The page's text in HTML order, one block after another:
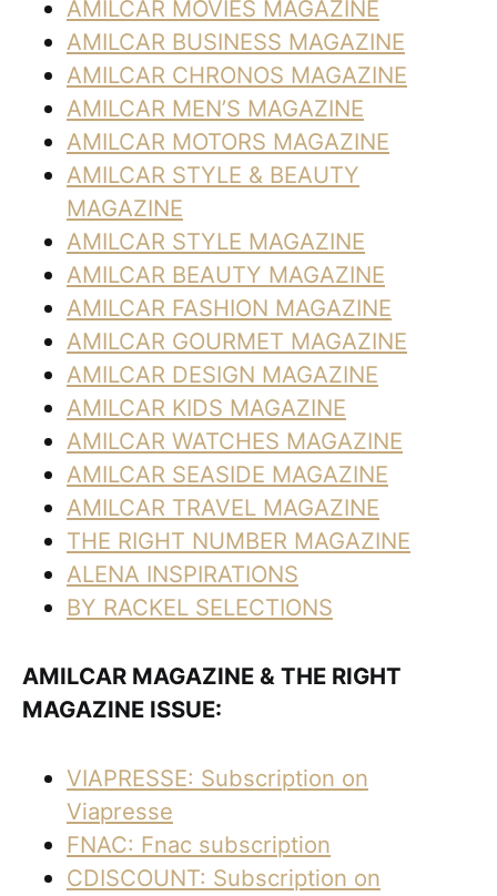
AMILCAR MOVIES MAGAZINE
AMILCAR BUSINESS MAGAZINE
AMILCAR CHRONOS MAGAZINE
AMILCAR MEN’S MAGAZINE
AMILCAR MOTORS MAGAZINE
AMILCAR STYLE & BEAUTY
MAGAZINE
AMILCAR STYLE MAGAZINE
AMILCAR BEAUTY MAGAZINE
AMILCAR FASHION MAGAZINE
AMILCAR GOURMET MAGAZINE
AMILCAR DESIGN MAGAZINE
AMILCAR KIDS MAGAZINE
AMILCAR WATCHES MAGAZINE
AMILCAR SEASIDE MAGAZINE
AMILCAR TRAVEL MAGAZINE
THE RIGHT NUMBER MAGAZINE
ALENA INSPIRATIONS
BY RACKEL SELECTIONS
AMILCAR MAGAZINE & THE RIGHT
MAGAZINE ISSUE:
VIAPRESSE: Subscription on
Viapresse
FNAC: Fnac subscription
CDISCOUNT: Subscription on